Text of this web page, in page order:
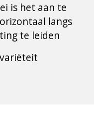
is het aan te
langs
te leiden